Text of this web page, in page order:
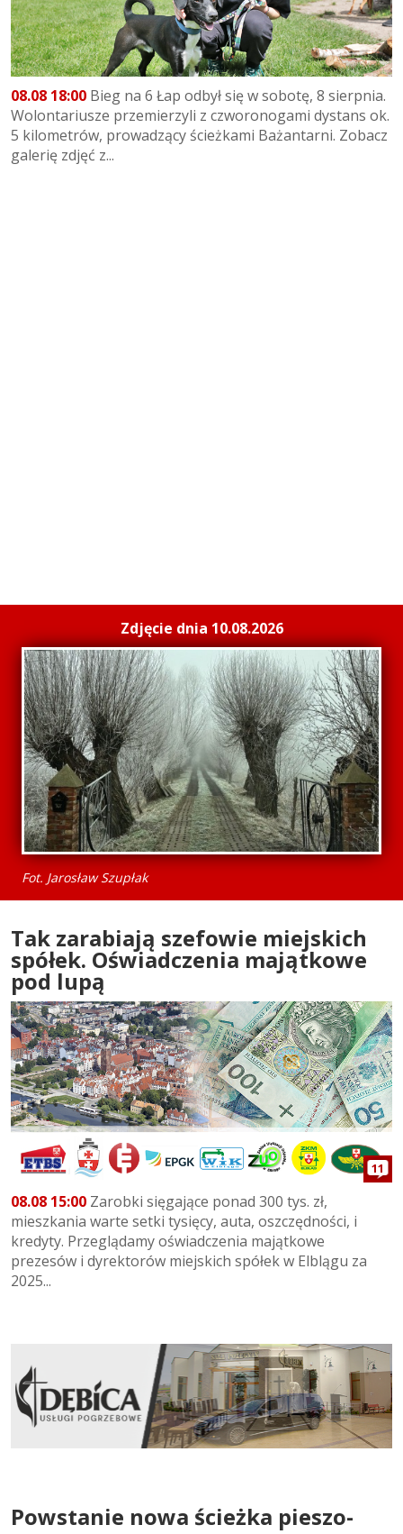
08.08 18:00 Bieg na 6 Łap odbył się w sobotę, 8 sierpnia.
Wolontariusze przemierzyli z czworonogami dystans ok.
5 kilometrów, prowadzący ścieżkami Bażantarni. Zobacz
galerię zdjęć z...
Zdjęcie dnia 10.08.2026
Fot. Jarosław Szupłak
Tak zarabiają szefowie miejskich
spółek. Oświadczenia majątkowe
pod lupą
11
08.08 15:00 Zarobki sięgające ponad 300 tys. zł,
mieszkania warte setki tysięcy, auta, oszczędności, i
kredyty. Przeglądamy oświadczenia majątkowe
prezesów i dyrektorów miejskich spółek w Elblągu za
2025...
Powstanie nowa ścieżka pieszo-